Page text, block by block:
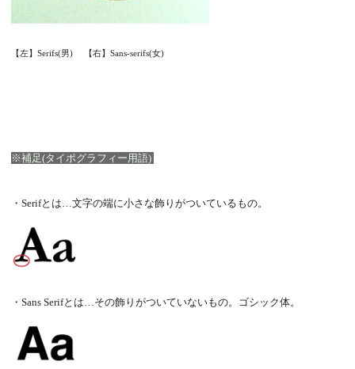
【左】Serifs(男) 【右】Sans-serifs(女)
※補足(タイポグラフィー用語)
・Serifとは…文字の端に小さな飾りがついているもの。
・Sans Serifとは…その飾りがついていないもの。ゴシック体。